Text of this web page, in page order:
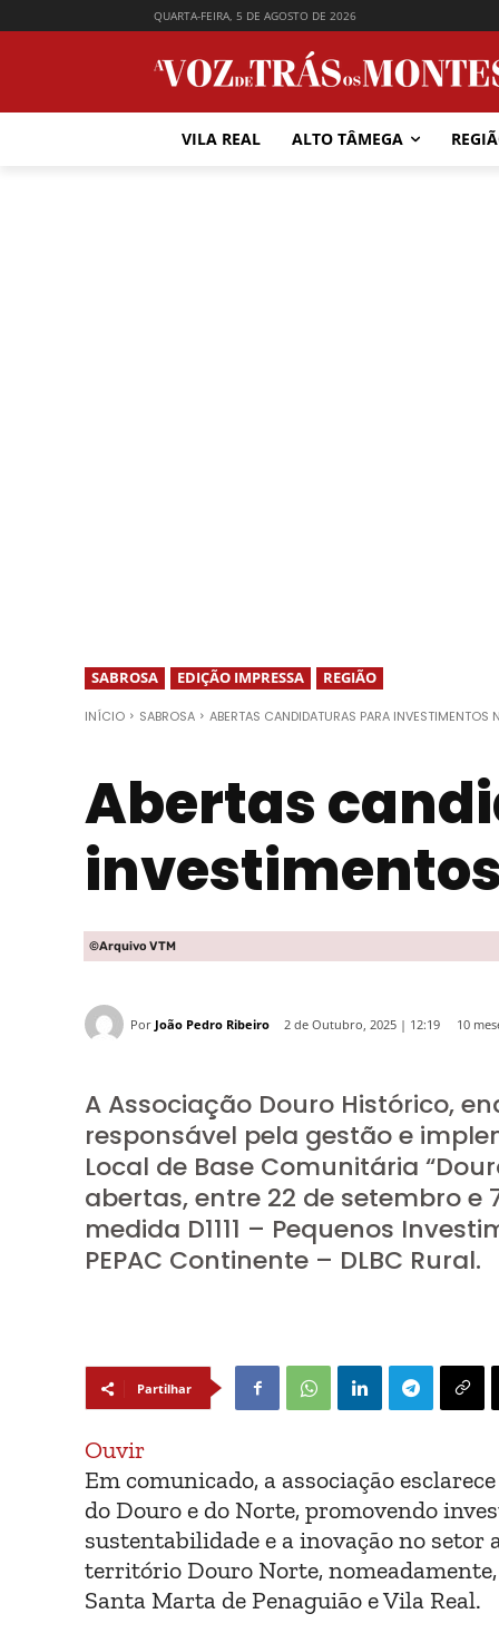
QUARTA-FEIRA, 5 DE AGOSTO DE 2026
VILA REAL ALTO TÂMEGA
SABROSA EDIÇÃO IMPRESSA REGIÃO
INÍCIO SABROSA ABERTAS CANDIDATURAS PARA INVESTIMENTOS
Abertas
©Arquivo VTM
Por João Pedro Ribeiro 2 de Outubro, 2025 | 12:19 10
A Associação Douro Histórico,
responsável pela gestão e
Local de Base Comunitária
abertas, entre 22 de setembro
medida D1111 – Pequenos
PEPAC Continente – DLBC Rural.
Partilhar
Ouvir
Em comunicado, a associação
do Douro e do Norte, promovendo
sustentabilidade e a inovação no setor
território Douro Norte, nomeadamente,
Santa Marta de Penaguião e Vila Real.